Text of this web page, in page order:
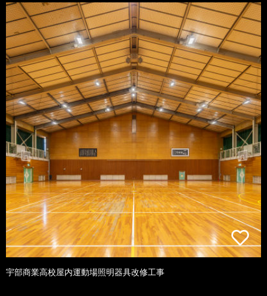
宇部商業高校屋内運動場照明器具改修工事